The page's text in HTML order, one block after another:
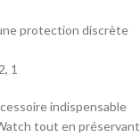
protection discrète
1
indispensable
tout en préservant